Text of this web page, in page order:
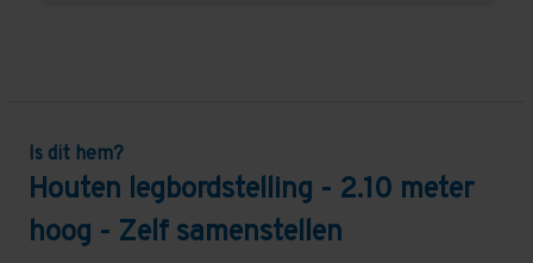
Is dit hem?
Houten legbordstelling - 2.10 meter
hoog - Zelf samenstellen